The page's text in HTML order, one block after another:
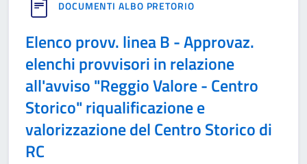
DOCUMENTI ALBO PRETORIO
Elenco provv. linea B - Approvaz.
elenchi provvisori in relazione
all'avviso "Reggio Valore - Centro
Storico" riqualificazione e
valorizzazione del Centro Storico di
RC